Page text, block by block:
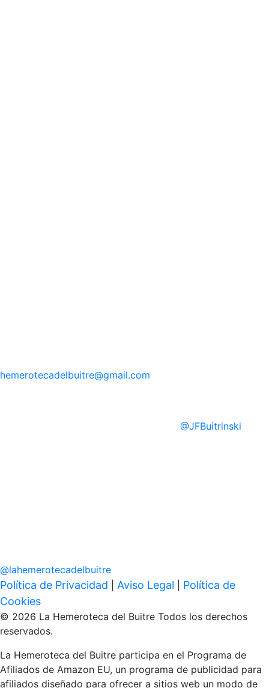
hemerotecadelbuitre@gmail.com
@JFBuitrinski
@lahemerotecadelbuitre
Política de Privacidad Aviso Legal
Política de
Cookies
© 2026 La Hemeroteca del Buitre Todos los derechos
reservados.
La Hemeroteca del Buitre participa en el Programa de
Afiliados de Amazon EU, un programa de publicidad para
afiliados diseñado para ofrecer a sitios web un modo de